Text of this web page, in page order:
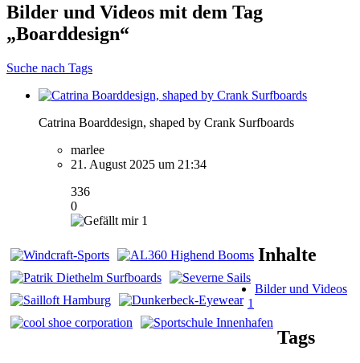
Bilder und Videos mit dem Tag
„Boarddesign“
Suche nach Tags
Catrina Boarddesign, shaped by Crank Surfboards
marlee
21. August 2025 um 21:34
336
0
1
Inhalte
Bilder und Videos
1
Tags